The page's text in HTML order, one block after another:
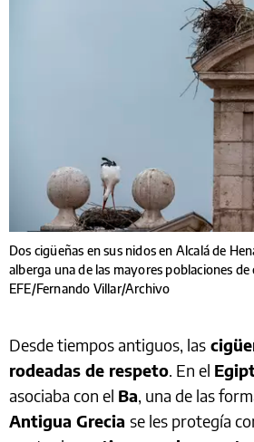
Dos cigüeñas en sus nidos en Alcalá de
alberga una de las mayores poblaciones de
EFE/Fernando Villar/Archivo
Desde tiempos antiguos, las
rodeadas de respeto. En el
asociaba con el Ba, una de las
Antigua Grecia se les protegía